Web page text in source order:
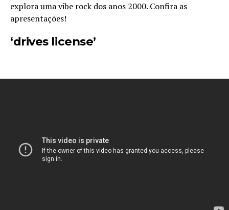
explora uma vibe rock dos anos 2000. Confira as
apresentações!
‘drives license’